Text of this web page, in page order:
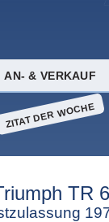
AN- & VERKAUF
ZITAT DER WOCHE
TR 6